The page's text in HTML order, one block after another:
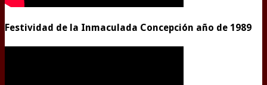
Festividad de la Inmaculada Concepción año de 1989